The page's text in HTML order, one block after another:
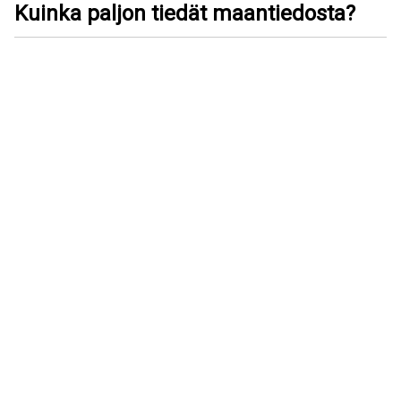
Kuinka paljon tiedät maantiedosta?